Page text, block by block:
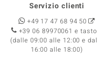
Servizio clienti
+49 17 47 68 94 50
+39 06 89970061 e
(dalle 09:00 alle 12:00 e
16:00 alle 18:00)